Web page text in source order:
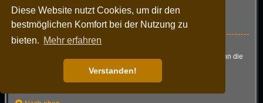
Diese Website nutzt Cookies, um dir den
bestmöglichen Komfort bei der Nutzung zu
bieten. Mehr erfahren
Verstanden!
Nach oben
Wie kann ich einen Administrator des Boards kontaktieren?
Alle Benutzer des Boards können das Kontaktformular nutzen, wenn die
Mitglieder des Boards können zusätzlich den Link „Das Team“